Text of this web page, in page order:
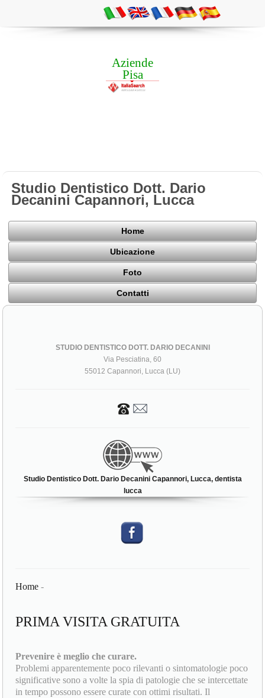
Aziende
Pisa
Studio Dentistico Dott. Dario
Decanini Capannori, Lucca
Home
Ubicazione
Foto
Contatti
STUDIO DENTISTICO DOTT. DARIO DECANINI
Via Pesciatina, 60
55012 Capannori, Lucca (LU)
Studio Dentistico Dott. Dario Decanini Capannori, Lucca, dentista
lucca
Home -
PRIMA VISITA GRATUITA
Prevenire è meglio che curare.
Problemi apparentemente poco rilevanti o sintomatologie poco
significative sono a volte la spia di patologie che se intercettate
in tempo possono essere curate con ottimi risultati. Il